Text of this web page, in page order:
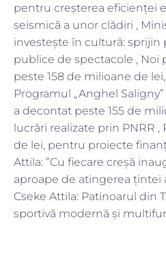
pentru creșterea eficienței
seismică a unor clădiri ,
investește în cultură:
publice de spectacole , Noi
peste 158 de milioane de
Programul „Anghel
a decontat peste 155 de
lucrări realizate prin PNRR ,
de lei, pentru proiecte
Attila: ”Cu fiecare creșă
aproape de atingerea țintei
Cseke Attila: Patinoarul din
sportivă modernă și